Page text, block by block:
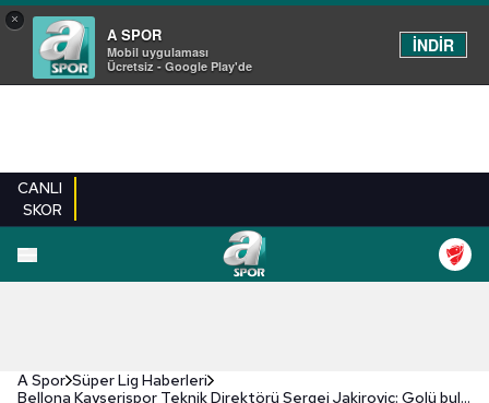
×
A SPOR
Mobil uygulaması
Ücretsiz - Google Play'de
İNDİR
CANLI
SKOR
A Spor Süper Lig Haberleri
Bellona Kayserispor Teknik Direktörü Sergej Jakirovic: Golü bulmayı hak ettik